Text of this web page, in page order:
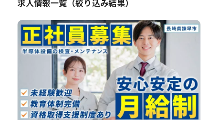
求人情報一覧（絞り込み結果）